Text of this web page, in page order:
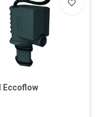
Eccoflow